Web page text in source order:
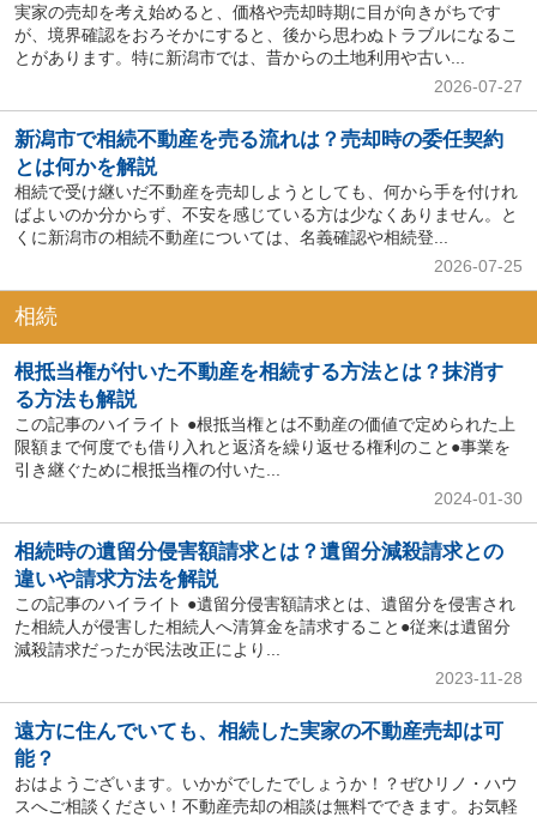
実家の売却を考え始めると、価格や売却時期に目が向きがちです
が、境界確認をおろそかにすると、後から思わぬトラブルになるこ
とがあります。特に新潟市では、昔からの土地利用や古い...
2026-07-27
新潟市で相続不動産を売る流れは？売却時の委任契約
とは何かを解説
相続で受け継いだ不動産を売却しようとしても、何から手を付けれ
ばよいのか分からず、不安を感じている方は少なくありません。と
くに新潟市の相続不動産については、名義確認や相続登...
2026-07-25
相続
根抵当権が付いた不動産を相続する方法とは？抹消す
る方法も解説
この記事のハイライト ●根抵当権とは不動産の価値で定められた上
限額まで何度でも借り入れと返済を繰り返せる権利のこと●事業を
引き継ぐために根抵当権の付いた...
2024-01-30
相続時の遺留分侵害額請求とは？遺留分減殺請求との
違いや請求方法を解説
この記事のハイライト ●遺留分侵害額請求とは、遺留分を侵害され
た相続人が侵害した相続人へ清算金を請求すること●従来は遺留分
減殺請求だったが民法改正により...
2023-11-28
遠方に住んでいても、相続した実家の不動産売却は可
能？
おはようございます。いかがでしたでしょうか！？ぜひリノ・ハウ
スへご相談ください！不動産売却の相談は無料でできます。お気軽